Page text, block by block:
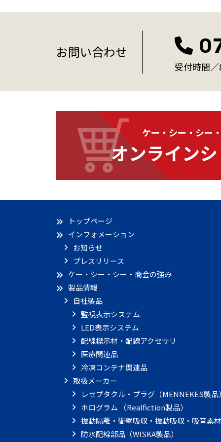
お問い合わせ
受付時間
ケー・シー・シー
オンライン
トップページ
インフォメーション
お知らせ
プレスリリース
ケー・シー・シー・商会の強み
製品情報
自社製品
監視表示システム
LED表示システム
配線標示材・配線アクセサリ
医療関連品
冷凍コンテナ関連品
取扱メーカー
レセプタクル・プラグ（MENNEKES製品
ホログラム （Realfiction製品）
振動隔離・衝撃吸収・振動吸収・吸音素
防水配線部品（WISKA製品）